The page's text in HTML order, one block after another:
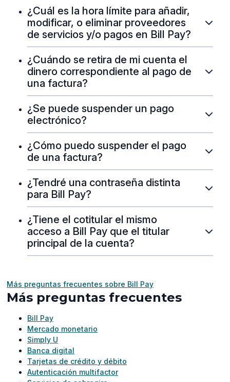
¿Cuál es la hora límite para añadir,
modificar, o eliminar proveedores
de servicios y/o pagos en Bill Pay?
¿Cuándo se retira de mi cuenta el
dinero correspondiente al pago de
una factura?
¿Se puede suspender un pago
electrónico?
¿Cómo puedo suspender el pago
de una factura?
¿Tendré una contraseña distinta
para Bill Pay?
¿Tiene el cotitular el mismo
acceso a Bill Pay que el titular
principal de la cuenta?
Más preguntas frecuentes sobre Bill Pay
Más preguntas frecuentes
Bill Pay
Mercado monetario
Simply U
Banca digital
Tarjetas de crédito y débito
Autenticación multifactor